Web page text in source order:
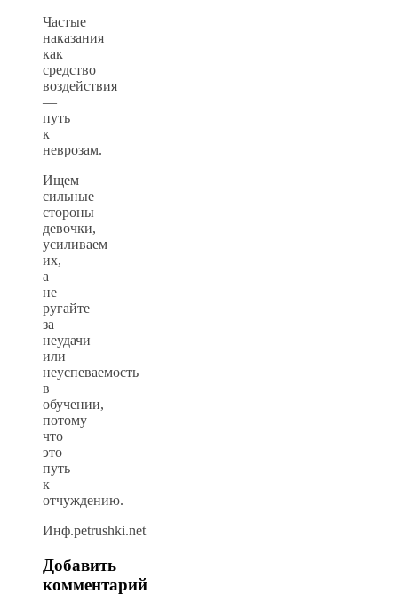
Частые
наказания
как
средство
воздействия
—
путь
к
неврозам.
Ищем
сильные
стороны
девочки,
усиливаем
их,
а
не
ругайте
за
неудачи
или
неуспеваемость
в
обучении,
потому
что
это
путь
к
отчуждению.
Инф.petrushki.net
Добавить
комментарий